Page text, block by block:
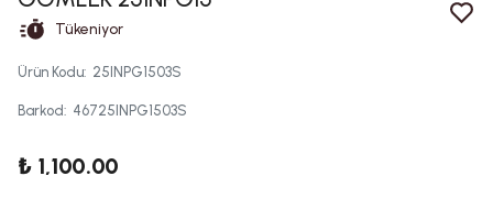
Tükeniyor
Ürün Kodu: 25INPG1503S
Barkod: 46725INPG1503S
₺ 1,100.00